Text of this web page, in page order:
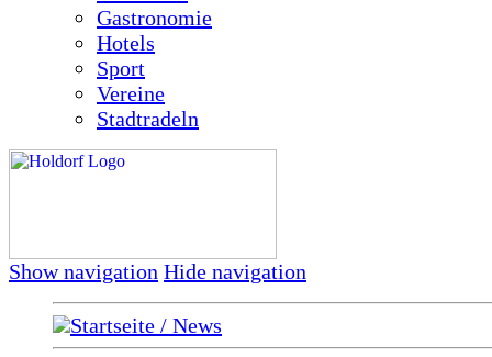
Gastronomie
Hotels
Sport
Vereine
Stadtradeln
Show navigation Hide navigation
Startseite / News